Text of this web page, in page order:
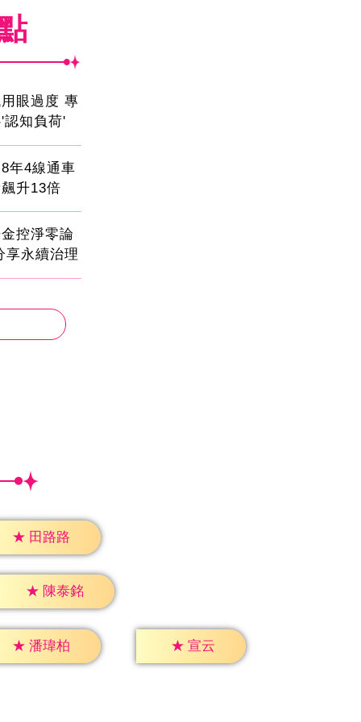
眼過度 專
認知負荷'
年4線通車
升13倍
控淨零論
享永續治理
★ 田路路
★ 陳泰銘
★ 潘瑋柏 ★ 宣云